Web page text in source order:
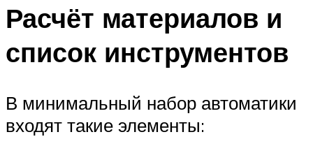
Расчёт материалов и
список инструментов
В минимальный набор автоматики
входят такие элементы: